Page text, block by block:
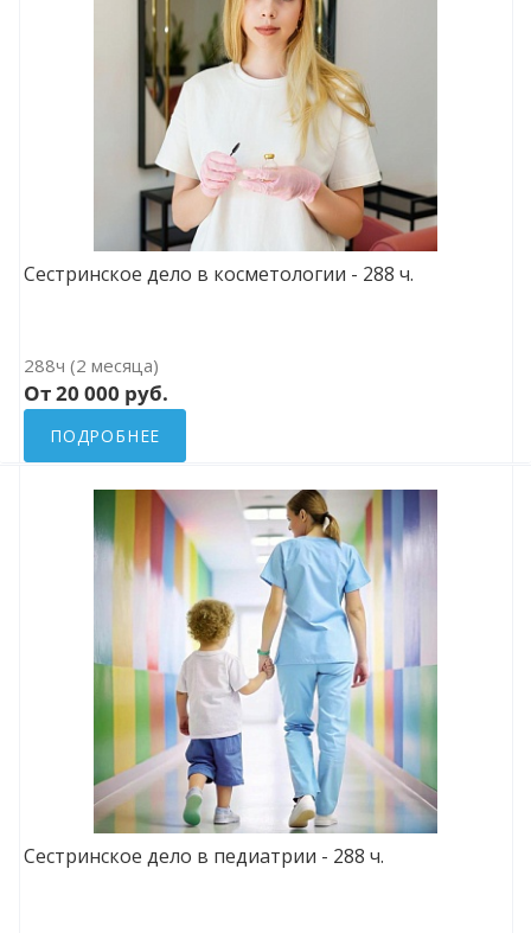
Сестринское дело в косметологии - 288 ч.
288ч (2 месяца)
От 20 000 руб.
ПОДРОБНЕЕ
Сестринское дело в педиатрии - 288 ч.